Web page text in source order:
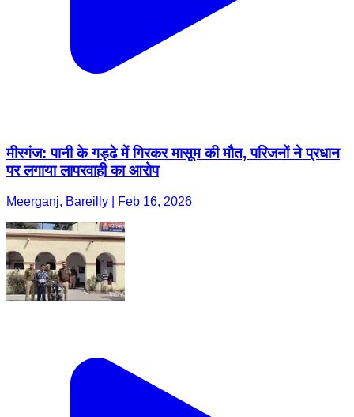
मीरगंज: पानी के गड्ढे में गिरकर मासूम की मौत, परिजनों ने प्रधान
पर लगाया लापरवाही का आरोप
Meerganj, Bareilly | Feb 16, 2026